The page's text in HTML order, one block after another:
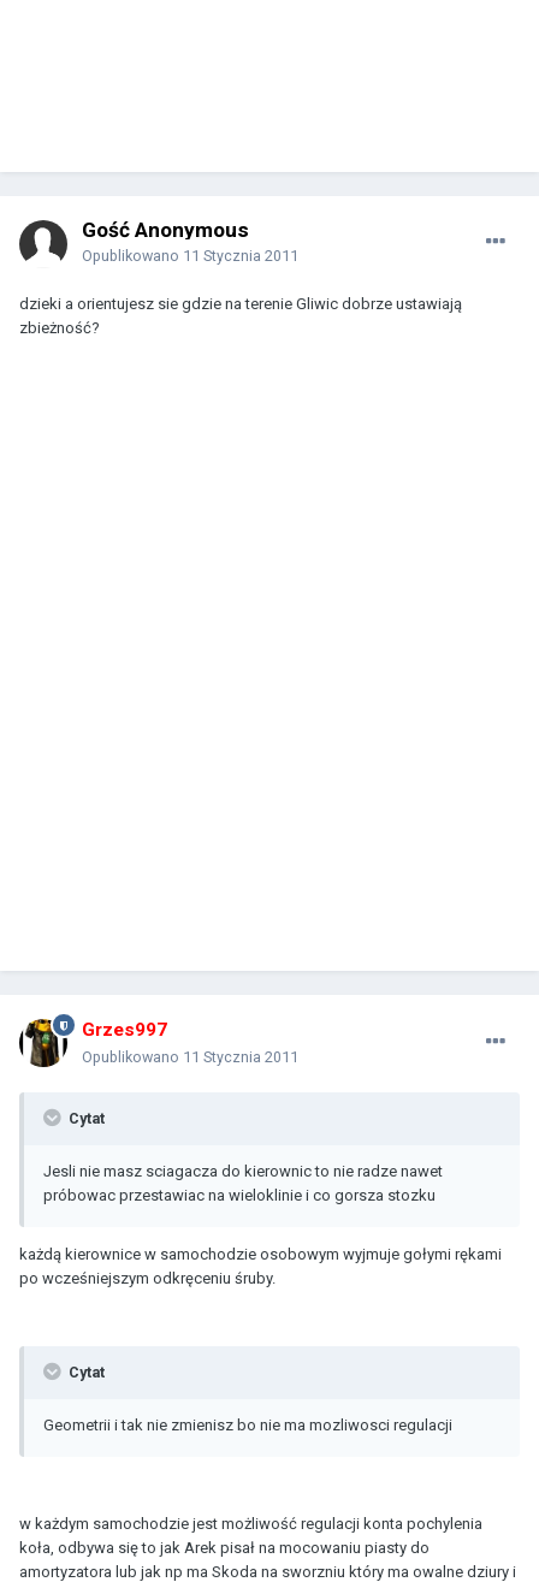
Gość Anonymous
Opublikowano 11 Stycznia 2011
dzieki a orientujesz sie gdzie na terenie Gliwic dobrze ustawiają
zbieżność?
Grzes997
Opublikowano 11 Stycznia 2011
Cytat
Jesli nie masz sciagacza do kierownic to nie radze nawet
próbowac przestawiac na wieloklinie i co gorsza stozku
każdą kierownice w samochodzie osobowym wyjmuje gołymi rękami
po wcześniejszym odkręceniu śruby.
Cytat
Geometrii i tak nie zmienisz bo nie ma mozliwosci regulacji
w każdym samochodzie jest możliwość regulacji konta pochylenia
koła, odbywa się to jak Arek pisał na mocowaniu piasty do
amortyzatora lub jak np ma Skoda na sworzniu który ma owalne dziury i